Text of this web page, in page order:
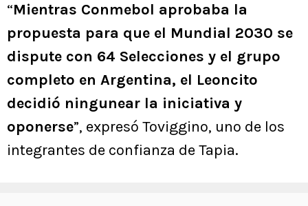
“Mientras Conmebol aprobaba la
propuesta para que el Mundial 2030 se
dispute con 64 Selecciones y el grupo
completo en Argentina, el Leoncito
decidió ningunear la iniciativa y
oponerse”, expresó Toviggino, uno de los
integrantes de confianza de Tapia.